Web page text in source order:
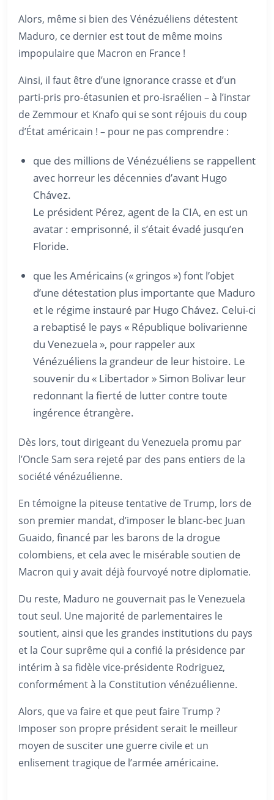
Alors, même si bien des Vénézuéliens détestent
Maduro, ce dernier est tout de même moins
impopulaire que Macron en France !
Ainsi, il faut être d’une ignorance crasse et d’un
parti-pris pro-étasunien et pro-israélien – à l’instar
de Zemmour et Knafo qui se sont réjouis du coup
d’État américain ! – pour ne pas comprendre :
que des millions de Vénézuéliens se rappellent
avec horreur les décennies d’avant Hugo
Chávez.
Le président Pérez, agent de la CIA, en est un
avatar : emprisonné, il s’était évadé jusqu’en
Floride.
que les Américains (« gringos ») font l’objet
d’une détestation plus importante que Maduro
et le régime instauré par Hugo Chávez. Celui-ci
a rebaptisé le pays « République bolivarienne
du Venezuela », pour rappeler aux
Vénézuéliens la grandeur de leur histoire. Le
souvenir du « Libertador » Simon Bolivar leur
redonnant la fierté de lutter contre toute
ingérence étrangère.
Dès lors, tout dirigeant du Venezuela promu par
l’Oncle Sam sera rejeté par des pans entiers de la
société vénézuélienne.
En témoigne la piteuse tentative de Trump, lors de
son premier mandat, d’imposer le blanc-bec Juan
Guaido, financé par les barons de la drogue
colombiens, et cela avec le misérable soutien de
Macron qui y avait déjà fourvoyé notre diplomatie.
Du reste, Maduro ne gouvernait pas le Venezuela
tout seul. Une majorité de parlementaires le
soutient, ainsi que les grandes institutions du pays
et la Cour suprême qui a confié la présidence par
intérim à sa fidèle vice-présidente Rodriguez,
conformément à la Constitution vénézuélienne.
Alors, que va faire et que peut faire Trump ?
Imposer son propre président serait le meilleur
moyen de susciter une guerre civile et un
enlisement tragique de l’armée américaine.